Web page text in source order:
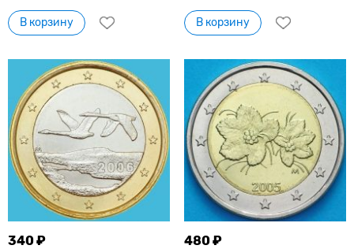
В корзину В корзину
340 ₽ 480 ₽